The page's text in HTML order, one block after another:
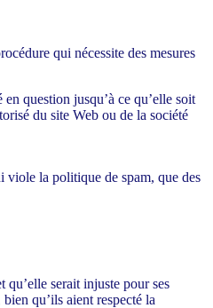
qui nécessite des mesures
question jusqu’à ce qu’elle soit
du site Web ou de la société
viole la politique de spam, que des
qu’elle serait injuste pour ses
qu’ils aient respecté la